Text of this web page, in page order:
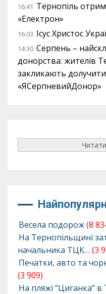
16:41 Тернопіль
«Електрон»
16:03 Ісус Христос
14:30 Серпень –
донорства: жителів
закликають
«ЯСерпневийДонор»
Весела подорож(8
На Тернопільщині
начальника ТЦК… (3
Печатки, авто та
(3 909)
На пляжі “Циганка”